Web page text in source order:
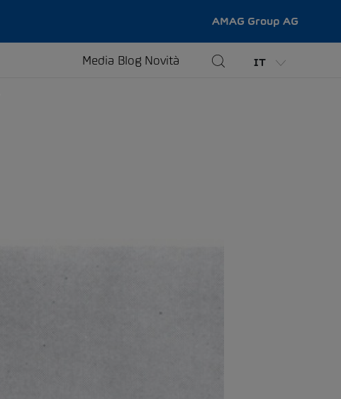
AMAG Group AG
Media Blog Novità IT